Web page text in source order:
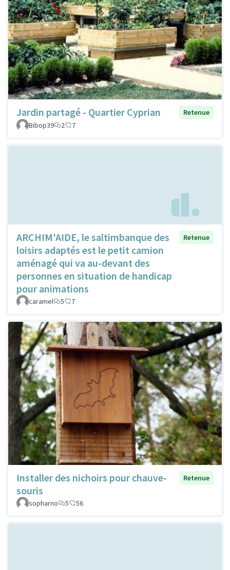
Jardin partagé - Quartier Cyprian
Retenue
Bibop39
2 7
ARCHIM'AIDE, le saltimbanque des
loisirs adaptés est le petit camion
aménagé qui va au-devant des
personnes en situation de handicap
pour animations
Retenue
caramel 5 7
Installer des nichoirs pour chauve-
souris
Retenue
sopharno 5 56